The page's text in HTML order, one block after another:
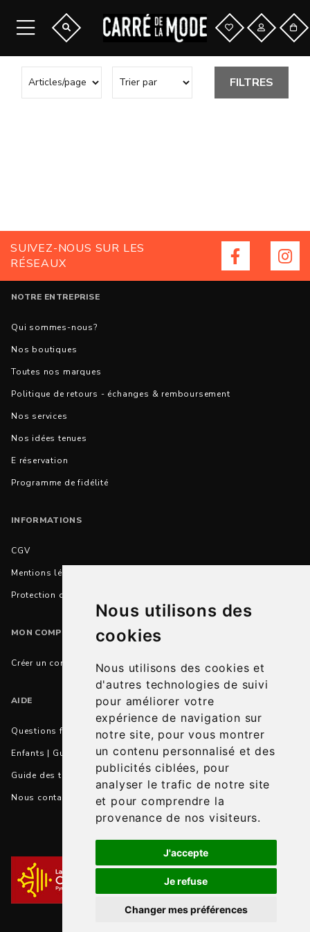
Nous utilisons des
cookies
Nous utilisons des cookies et
d'autres technologies de suivi
pour améliorer votre
expérience de navigation sur
notre site, pour vous montrer
un contenu personnalisé et des
publicités ciblées, pour
analyser le trafic de notre site
et pour comprendre la
provenance de nos visiteurs.
J'accepte
Je refuse
Changer mes préférences
FILTRES
SUIVEZ-NOUS SUR LES
RÉSEAUX
NOTRE ENTREPRISE
Qui sommes-nous?
Nos boutiques
Toutes nos marques
Politique de retours - échanges & remboursement
Nos services
Nos idées tenues
E réservation
Programme de fidélité
INFORMATIONS
CGV
Mentions légales
Protection des données personnelles
MON COMPTE
Créer un compte
AIDE
Questions fréquentes
Enfants | Guide des tailles et conseils
Guide des tailles et correspondances
Nous contacter